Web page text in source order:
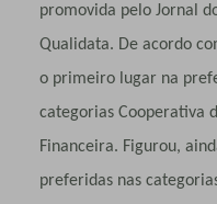
promovida pelo Jornal
Qualidata. De acordo
o primeiro lugar na
categorias Cooperativa
Financeira. Figurou,
preferidas nas